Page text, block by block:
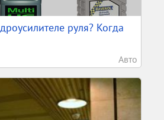
руля? Когда
Авто